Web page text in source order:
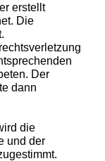
erstellt
Die
Der
dann
die
und der